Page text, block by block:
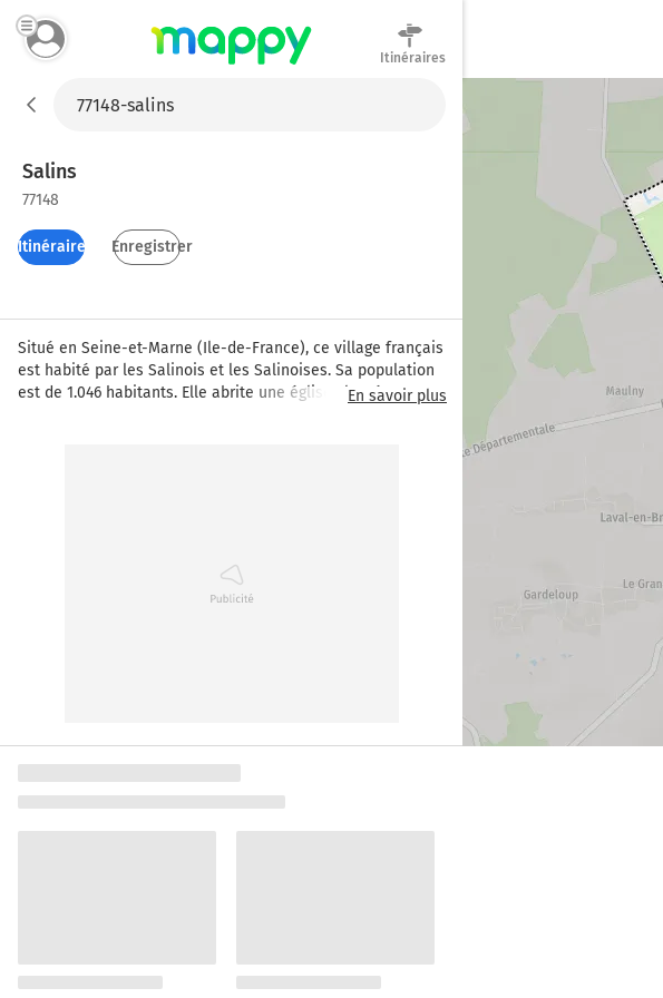
Itinéraires
Salins
77148
Itinéraires Enregistrer
Situé en Seine-et-Marne (Ile-de-France), ce village français
est habité par les Salinois et les Salinoises. Sa population
est de 1.046 habitants. Elle abrite une église classée au
En savoir plus